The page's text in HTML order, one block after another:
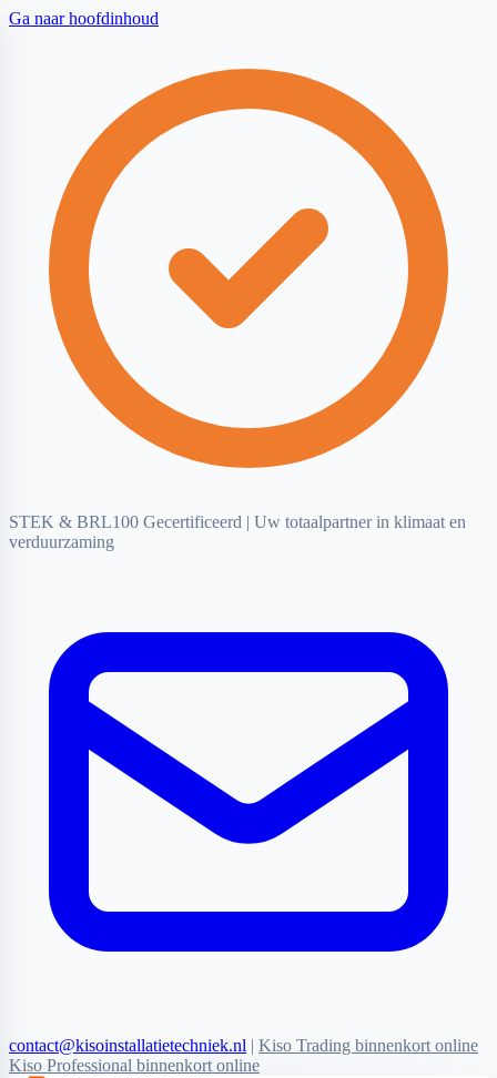
Ga naar hoofdinhoud
STEK & BRL100 Gecertificeerd | Uw totaalpartner in klimaat en
verduurzaming
contact@kisoinstallatietechniek.nl | Kiso Trading binnenkort online
Kiso Professional binnenkort online